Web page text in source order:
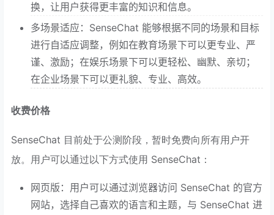
换，让用户获得更丰富的知识和信息。
多场景适应：SenseChat 能够根据不同的场景和目标
进行自适应调整，例如在教育场景下可以更专业、严
谨、激励；在娱乐场景下可以更轻松、幽默、亲切；
在企业场景下可以更礼貌、专业、高效。
收费价格
SenseChat 目前处于公测阶段，暂时免费向所有用户开
放。用户可以通过以下方式使用 SenseChat：
网页版：用户可以通过浏览器访问 SenseChat 的官方
网站，选择自己喜欢的语言和主题，与 SenseChat 进